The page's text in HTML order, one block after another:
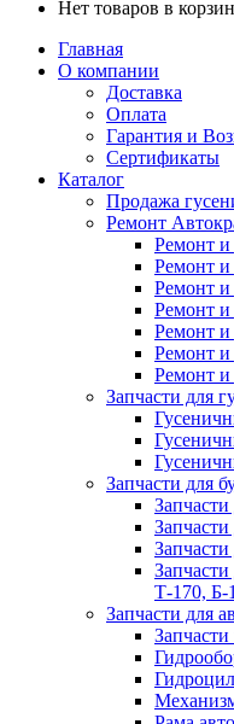
Нет товаров в
Главная
О компании
Доставка
Оплата
Гарантия и
Сертификаты
Каталог
Продажа
Ремонт
Ремонт и
Ремонт и
Ремонт и
Ремонт и
Ремонт
Ремонт и
Ремонт и
Запчасти для
Запчасти для
Запчасти
Запчасти
Запчасти
Запчасти
Т-170,
Запчасти для
Запчасти